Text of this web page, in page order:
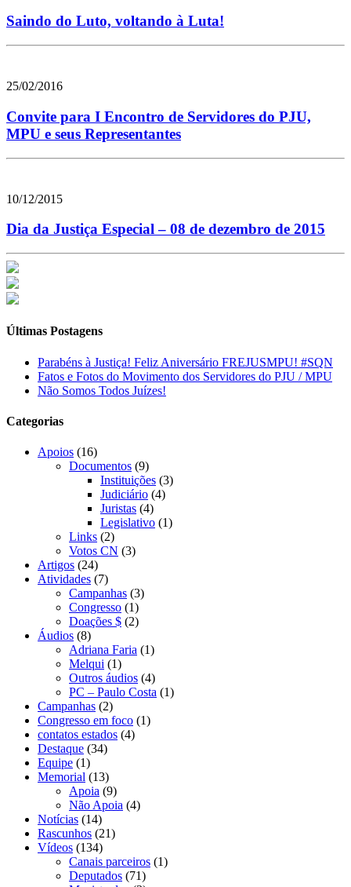
Saindo do Luto, voltando à Luta!
25/02/2016
Convite para I Encontro de Servidores do PJU,
MPU e seus Representantes
10/12/2015
Dia da Justiça Especial – 08 de dezembro de 2015
Últimas Postagens
Parabéns à Justiça! Feliz Aniversário FREJUSMPU! #SQN
Fatos e Fotos do Movimento dos Servidores do PJU / MPU
Não Somos Todos Juízes!
Categorias
Apoios (16)
Documentos (9)
Instituições (3)
Judiciário (4)
Juristas (4)
Legislativo (1)
Links (2)
Votos CN (3)
Artigos (24)
Atividades (7)
Campanhas (3)
Congresso (1)
Doações $ (2)
Áudios (8)
Adriana Faria (1)
Melqui (1)
Outros áudios (4)
PC – Paulo Costa (1)
Campanhas (2)
Congresso em foco (1)
contatos estados (4)
Destaque (34)
Equipe (1)
Memorial (13)
Apoia (9)
Não Apoia (4)
Notícias (14)
Rascunhos (21)
Vídeos (134)
Canais parceiros (1)
Deputados (71)